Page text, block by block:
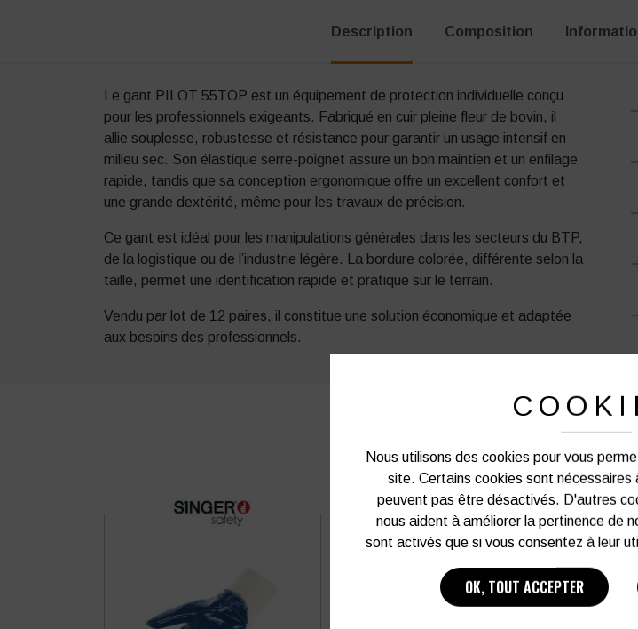
Description Composition
Le gant PILOT 55TOP est un équipement de protection individuelle conçu
pour les professionnels exigeants. Fabriqué en cuir pleine fleur de bovin, il
allie souplesse, robustesse et résistance pour garantir un usage intensif en
milieu sec. Son élastique serre-poignet assure un bon maintien et un enfilage
rapide, tandis que sa conception ergonomique offre un excellent confort et
une grande dextérité, même pour les travaux de précision.
Ce gant est idéal pour les manipulations générales dans les secteurs du BTP,
de la logistique ou de l’industrie légère. La bordure colorée, différente selon la
taille, permet une identification rapide et pratique sur le terrain.
Vendu par lot de 12 paires, il constitue une solution économique et adaptée
aux besoins des professionnels.
PRODUITS
Nous utilisons des cookies pour vous
site. Certains cookies sont nécessaires
peuvent pas être désactivés. D'autres
nous aident à améliorer la pertinence de
sont activés que si vous consentez à leur
OK, TOUT ACCEPTER